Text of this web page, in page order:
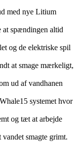
med nye Litium
at spændingen altid
og de elektriske spil
at smage mærkeligt,
ud af vandhanen
systemet hvor
og tæt at arbejde
smagte grimt.